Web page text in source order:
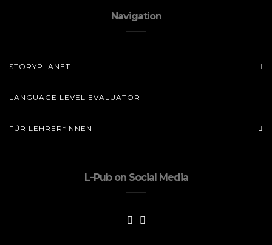
Navigation
STORYPLANET
LANGUAGE LEVEL EVALUATOR
FÜR LEHRER*INNEN
L-Pub on Social Media